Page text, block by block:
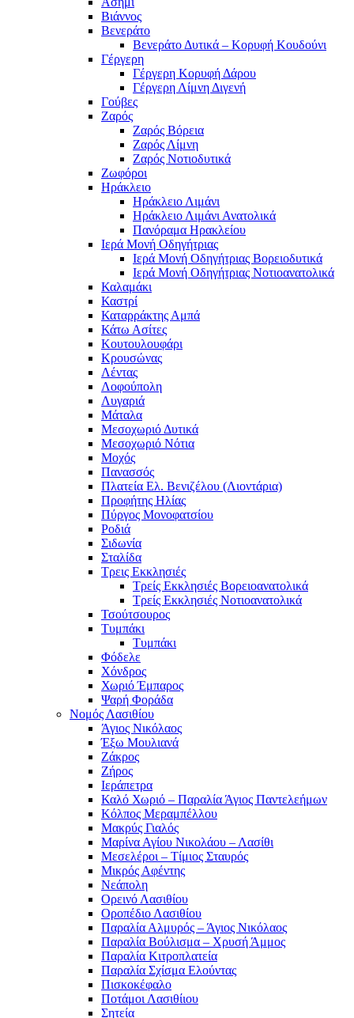
Βιάννος
Βενεράτο
Βενεράτο Δυτικά – Κορυφή Κουδούνι
Γέργερη
Γέργερη Κορυφή Δάρου
Γέργερη Λίμνη Διγενή
Γούβες
Ζαρός
Ζαρός Βόρεια
Ζαρός Λίμνη
Ζαρός Νοτιοδυτικά
Ζωφόροι
Ηράκλειο
Ηράκλειο Λιμάνι
Ηράκλειο Λιμάνι Ανατολικά
Πανόραμα Ηρακλείου
Ιερά Μονή Οδηγήτριας
Ιερά Μονή Οδηγήτριας Βορειοδυτικά
Ιερά Μονή Οδηγήτριας Νοτιοανατολικά
Καλαμάκι
Καστρί
Καταρράκτης Αμπά
Κάτω Ασίτες
Κουτουλουφάρι
Κρουσώνας
Λέντας
Λοφούπολη
Λυγαριά
Μάταλα
Μεσοχωριό Δυτικά
Μεσοχωριό Νότια
Μοχός
Πανασσός
Πλατεία Ελ. Βενιζέλου (Λιοντάρια)
Προφήτης Ηλίας
Πύργος Μονοφατσίου
Ροδιά
Σιδωνία
Σταλίδα
Τρεις Εκκλησιές
Τρείς Εκκλησιές Βορειοανατολικά
Τρείς Εκκλησιές Νοτιοανατολικά
Τσούτσουρος
Τυμπάκι
Τυμπάκι
Φόδελε
Χόνδρος
Χωριό Έμπαρος
Ψαρή Φοράδα
Νομός Λασιθίου
Άγιος Νικόλαος
Έξω Μουλιανά
Ζάκρος
Ζήρος
Ιεράπετρα
Καλό Χωριό – Παραλία Άγιος Παντελεήμων
Κόλπος Μεραμπέλλου
Μακρύς Γιαλός
Μαρίνα Αγίου Νικολάου – Λασίθι
Μεσελέροι – Τίμιος Σταυρός
Μικρός Αφέντης
Νεάπολη
Ορεινό Λασιθίου
Οροπέδιο Λασιθίου
Παραλία Αλμυρός – Άγιος Νικόλαος
Παραλία Βούλισμα – Χρυσή Άμμος
Παραλία Κιτροπλατεία
Παραλία Σχίσμα Ελούντας
Πισκοκέφαλο
Ποτάμοι Λασιθίιου
Σητεία